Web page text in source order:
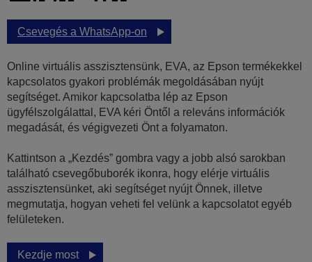
Csevegés a WhatsApp-on
Online virtuális asszisztensünk, EVA, az Epson termékekkel
kapcsolatos gyakori problémák megoldásában nyújt
segítséget. Amikor kapcsolatba lép az Epson
ügyfélszolgálattal, EVA kéri Öntől a releváns információk
megadását, és végigvezeti Önt a folyamaton.
Kattintson a „Kezdés” gombra vagy a jobb alsó sarokban
található csevegőbuborék ikonra, hogy elérje virtuális
asszisztensünket, aki segítséget nyújt Önnek, illetve
megmutatja, hogyan veheti fel velünk a kapcsolatot egyéb
felületeken.
Kezdje most